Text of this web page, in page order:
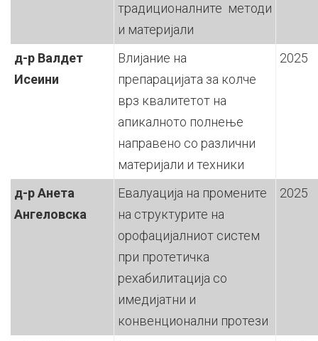
традиционалните методи
и материјали
д-р Валдет
Исеини
Влијание на
препарацијата за колче
врз квалитетот на
апикалното полнење
направено со различни
материјали и техники
2025
д-р Анета
Ангеловска
Евалуација на промените
на структурите на
орофацијалниот систем
при протетичка
рехабилитација со
имедијатни и
конвенционални протези
2025